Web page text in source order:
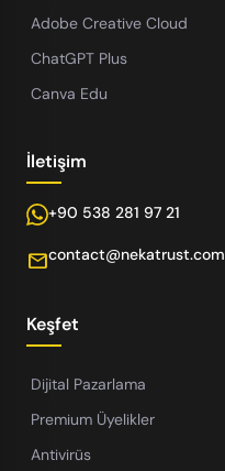
Adobe Creative Cloud
ChatGPT Plus
Canva Edu
İletişim
+90 538 281 97 21
mailcontact@nekatrust.com
Keşfet
Dijital Pazarlama
Premium Üyelikler
Antivirüs